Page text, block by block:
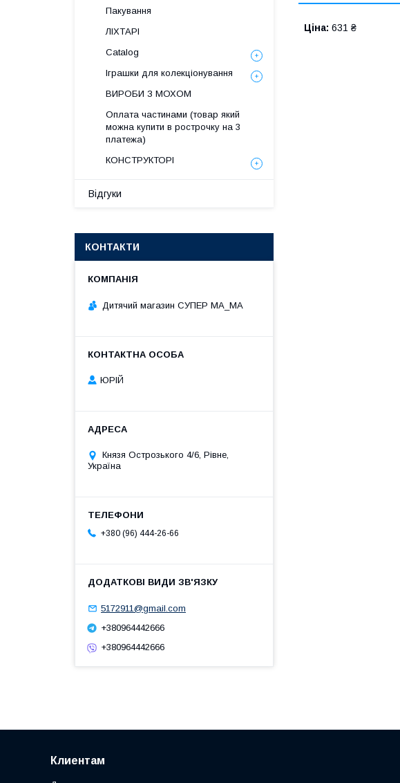
Ціна: 631 ₴
Пакування
ЛІХТАРІ
Catalog
Іграшки для колекціонування
ВИРОБИ З МОХОМ
Оплата частинами (товар який
можна купити в рострочку на 3
платежа)
КОНСТРУКТОРІ
Відгуки
КОНТАКТИ
Дитячий магазин СУПЕР МА_МА
ЮРІЙ
Князя Острозького 4/6, Рівне,
Україна
+380 (96) 444-26-66
5172911@gmail.com
+380964442666
+380964442666
Клиентам